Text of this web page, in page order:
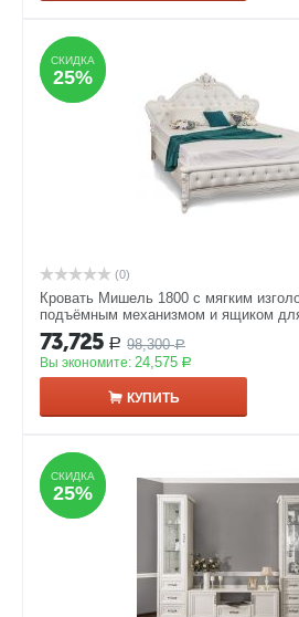
СКИДКА
25%
СКИДКА
25%
(0)
Кровать Мишель 1800 с мягким
подъёмным механизмом и ящиком
73,725 Р 98,300 Р
Вы экономите: 24,575 Р
КУПИТЬ
СКИДКА
25%
СКИДКА
25%